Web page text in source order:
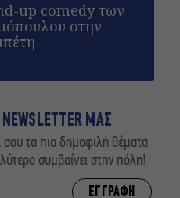
up comedy των
στην
ΜΑΣ
τα πιο δημοφιλή θέματα
συμβαίνει στην πόλη!